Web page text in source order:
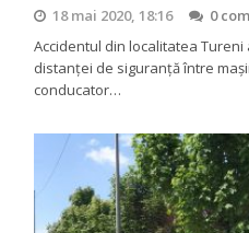
18 mai 2020, 18:16
0
Accidentul din localitatea
distanței de siguranță între
conducator…